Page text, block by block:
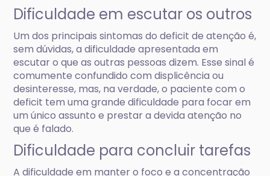
Dificuldade em escutar os outros
Um dos principais sintomas do deficit de atenção é,
sem dúvidas, a dificuldade apresentada em
escutar o que as outras pessoas dizem. Esse sinal é
comumente confundido com displicência ou
desinteresse, mas, na verdade, o paciente com o
deficit tem uma grande dificuldade para focar em
um único assunto e prestar a devida atenção no
que é falado.
Dificuldade para concluir tarefas
A dificuldade em manter o foco e a concentração